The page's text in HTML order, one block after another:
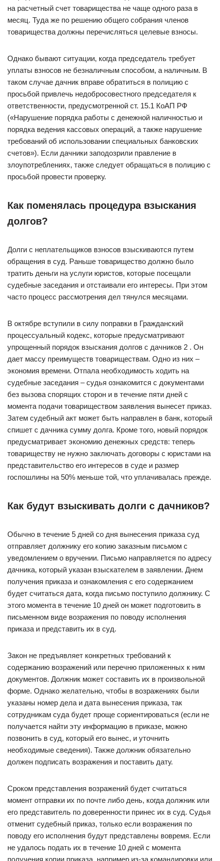
на расчетный счет товарищества не чаще одного раза в
месяц. Туда же по решению общего собрания членов
товарищества должны перечисляться целевые взносы.
Однако бывают ситуации, когда председатель требует
уплаты взносов не безналичным способом, а наличным. В
таком случае дачник вправе обратиться в полицию с
просьбой привлечь недобросовестного председателя к
ответственности, предусмотренной ст. 15.1 КоАП РФ
(«Нарушение порядка работы с денежной наличностью и
порядка ведения кассовых операций, а также нарушение
требований об использовании специальных банковских
счетов»). Если дачники заподозрили правление в
злоупотреблениях, также следует обращаться в полицию с
просьбой провести проверку.
Как поменялась процедура взыскания
долгов?
Долги с неплательщиков взносов взыскиваются путем
обращения в суд. Раньше товарищество должно было
тратить деньги на услуги юристов, которые посещали
судебные заседания и отстаивали его интересы. При этом
часто процесс рассмотрения дел тянулся месяцами.
В октябре вступили в силу поправки в Гражданский
процессуальный кодекс, которые предусматривают
упрощенный порядок взыскания долгов с дачников 2 . Он
дает массу преимуществ товариществам. Одно из них –
экономия времени. Отпала необходимость ходить на
судебные заседания – судья ознакомится с документами
без вызова спорящих сторон и в течение пяти дней с
момента подачи товариществом заявления вынесет приказ.
Затем судебный акт может быть направлен в банк, который
спишет с дачника сумму долга. Кроме того, новый порядок
предусматривает экономию денежных средств: теперь
товариществу не нужно заключать договоры с юристами на
представительство его интересов в суде и размер
госпошлины на 50% меньше той, что уплачивалась прежде.
Как будут взыскивать долги с дачников?
Обычно в течение 5 дней со дня вынесения приказа суд
отправляет должнику его копию заказным письмом с
уведомлением о вручении. Письмо направляется по адресу
дачника, который указан взыскателем в заявлении. Днем
получения приказа и ознакомления с его содержанием
будет считаться дата, когда письмо поступило должнику. С
этого момента в течение 10 дней он может подготовить в
письменном виде возражения по поводу исполнения
приказа и представить их в суд.
Закон не предъявляет конкретных требований к
содержанию возражений или перечню приложенных к ним
документов. Должник может составить их в произвольной
форме. Однако желательно, чтобы в возражениях были
указаны номер дела и дата вынесения приказа, так
сотрудникам суда будет проще сориентироваться (если не
получается найти эту информацию в приказе, можно
позвонить в суд, который его вынес, и уточнить
необходимые сведения). Также должник обязательно
должен подписать возражения и поставить дату.
Сроком представления возражений будет считаться
момент отправки их по почте либо день, когда должник или
его представитель по доверенности принес их в суд. Судья
отменит судебный приказ, только если возражения по
поводу его исполнения будут представлены вовремя. Если
не удалось подать их в течение 10 дней с момента
получения копии приказа, например из-за командировки или